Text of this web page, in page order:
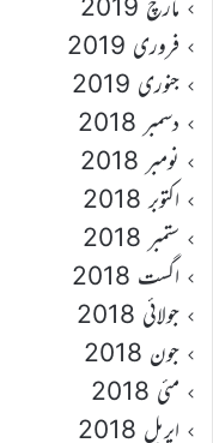
مارچ 2019
فروری 2019
جنوری 2019
دسمبر 2018
نومبر 2018
اکتوبر 2018
ستمبر 2018
اگست 2018
جولائی 2018
جون 2018
مئی 2018
اپریل 2018